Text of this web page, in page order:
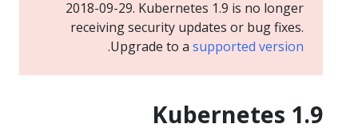
2018-09-29. Kubernetes 1.9 is no longer
receiving security updates or bug fixes.
Upgrade to a supported version
.
Kubernetes 1.9